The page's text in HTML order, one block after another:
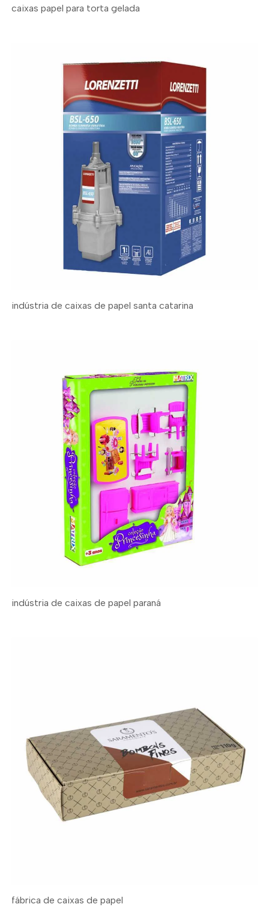
caixas papel para torta gelada
indústria de caixas de papel santa catarina
indústria de caixas de papel paraná
fábrica de caixas de papel